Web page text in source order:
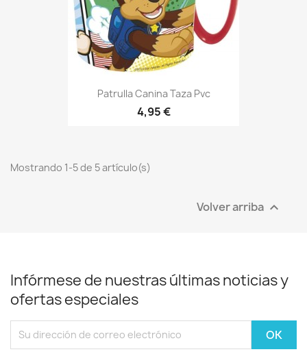
Patrulla Canina Taza Pvc
4,95 €
Mostrando 1-5 de 5 artículo(s)
Volver arriba 
Infórmese de nuestras últimas noticias y
ofertas especiales